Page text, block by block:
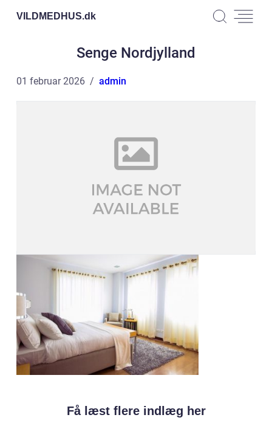
VILDMEDHUS.dk
Senge Nordjylland
01 februar 2026 admin
Få læst flere indlæg her